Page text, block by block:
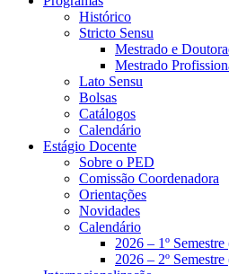
Histórico
Stricto Sensu
Mestrado e
Mestrado
Lato Sensu
Bolsas
Catálogos
Calendário
Estágio Docente
Sobre o PED
Comissão Coordenadora
Orientações
Novidades
Calendário
2026 – 1º
2026 – 2º